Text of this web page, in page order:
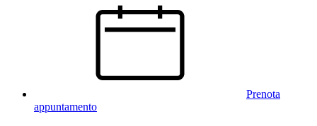
Prenota
appuntamento